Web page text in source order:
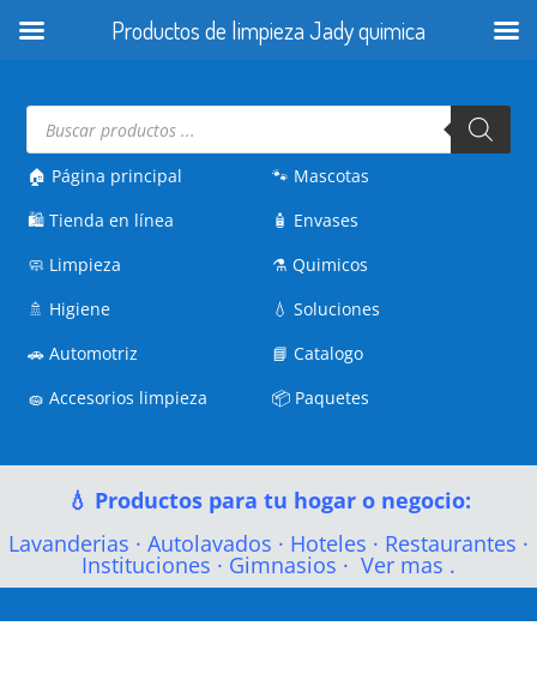
Búsqueda
productos
🏠 Página principal
🛍️Tienda en línea
🧼 Limpieza
🚿 Higiene
🚗Automotriz
🧽Accesorios limpieza
🐾 Mascotas
🧴 Envases
⚗️Quimicos
💧Soluciones
📘Catalogo
📦 Paquetes
💧 Productos para tu hogar o negocio:
Lavanderias · Autolavados · Hoteles · Restaurantes ·
Instituciones · Gimnasios · Ver mas .
Productos de limpieza Jady quimica